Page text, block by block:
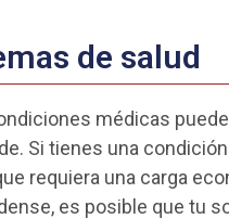
de salud
médicas
Si tienes una
requiera una carga
es posible que tu